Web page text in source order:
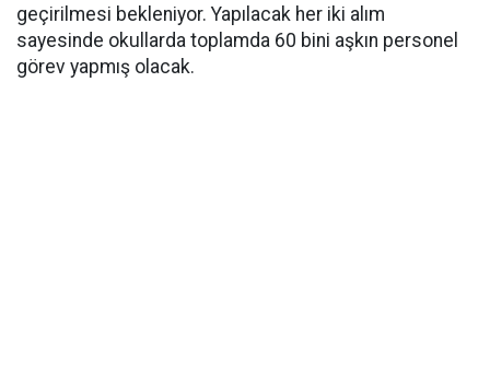
geçirilmesi bekleniyor. Yapılacak her iki alım
sayesinde okullarda toplamda 60 bini aşkın personel
görev yapmış olacak.